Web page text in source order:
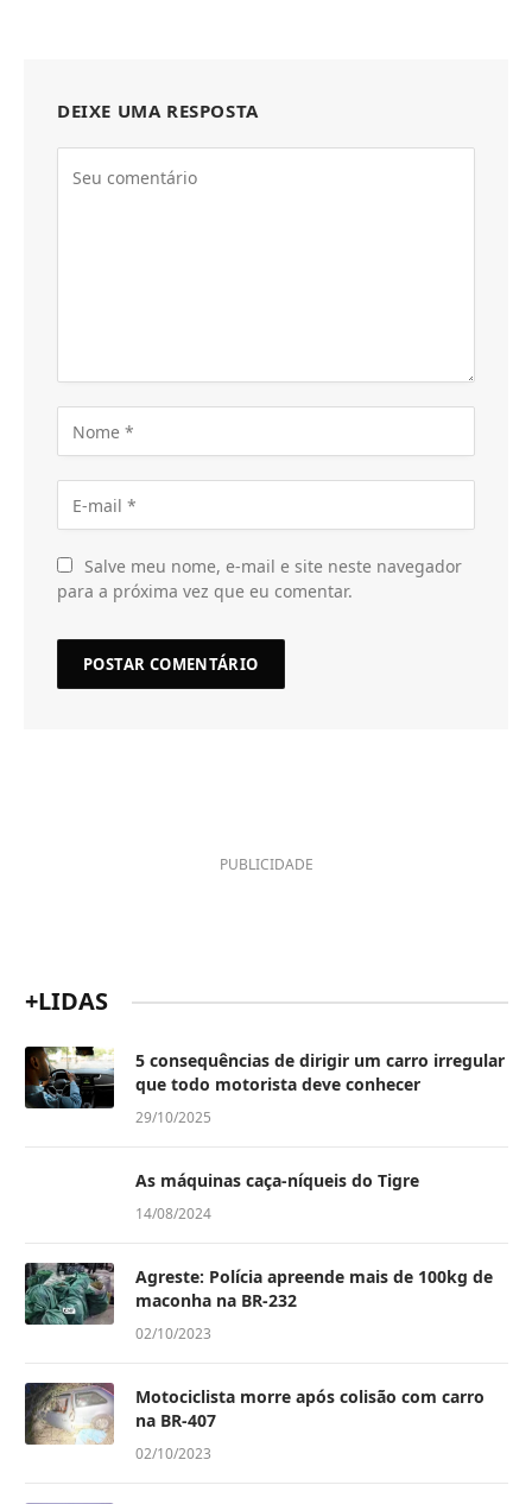
DEIXE UMA RESPOSTA
Salve meu nome, e-mail e site neste navegador
para a próxima vez que eu comentar.
PUBLICIDADE
+LIDAS
5 consequências de dirigir um carro irregular
que todo motorista deve conhecer
29/10/2025
As máquinas caça-níqueis do Tigre
14/08/2024
Agreste: Polícia apreende mais de 100kg de
maconha na BR-232
02/10/2023
Motociclista morre após colisão com carro
na BR-407
02/10/2023